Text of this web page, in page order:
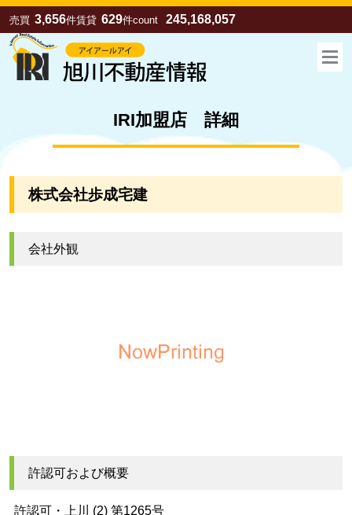
売買 3,656件賃貸 629件count 245,168,057
IRI加盟店 詳細
株式会社歩成宅建
会社外観
許認可および概要
許認可・上川 (2) 第1265号